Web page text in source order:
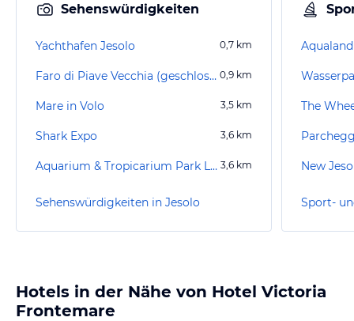
Sehenswürdigkeiten
Yachthafen Jesolo 0,7 km
Faro di Piave Vecchia (geschlossen) 0,9 km
Mare in Volo 3,5 km
Shark Expo 3,6 km
Aquarium & Tropicarium Park Lido di Jesolo 3,6 km
Sehenswürdigkeiten in Jesolo
The
New
Sport-
Hotels in der Nähe von Hotel Victoria
Frontemare